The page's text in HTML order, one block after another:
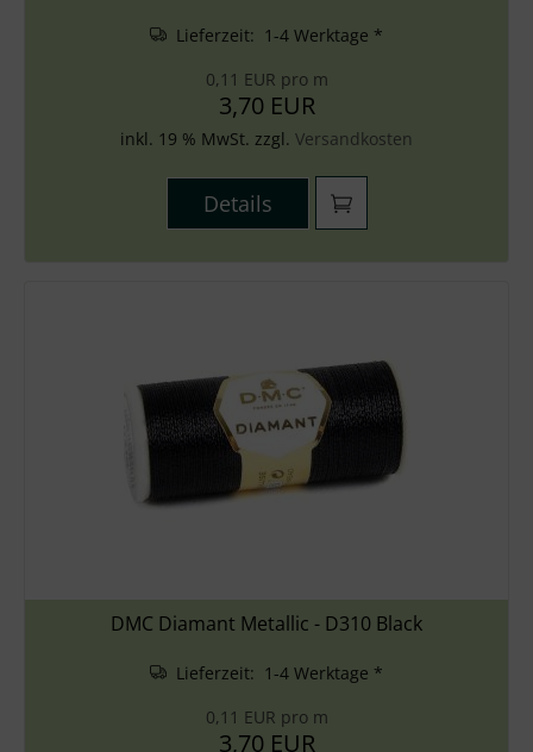
Lieferzeit: 1-4 Werktage *
0,11 EUR pro m
3,70 EUR
inkl. 19 % MwSt. zzgl. Versandkosten
Details
DMC Diamant Metallic - D310 Black
Lieferzeit: 1-4 Werktage *
0,11 EUR pro m
3,70 EUR